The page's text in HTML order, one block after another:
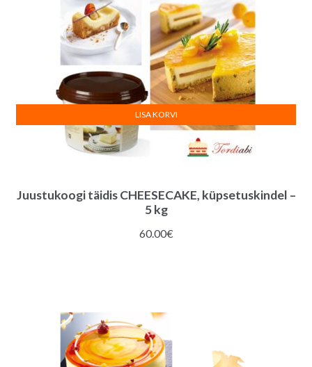
Juustukoogi täidis CHEESECAKE, küpsetuskindel –
5 kg
60.00€
LISA KORVI